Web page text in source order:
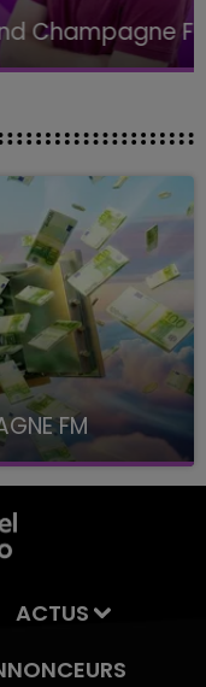
FM
à 8H10
ACTUS